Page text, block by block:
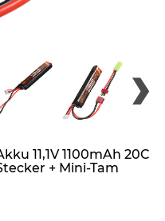
11,1V 1100mAh 20C
+ Mini-Tam